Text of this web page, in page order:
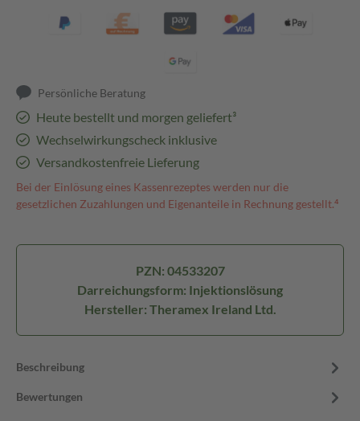
Persönliche Beratung
Heute bestellt und morgen geliefert³
Wechselwirkungscheck inklusive
Versandkostenfreie Lieferung
Bei der Einlösung eines Kassenrezeptes werden nur die
gesetzlichen Zuzahlungen und Eigenanteile in Rechnung gestellt.⁴
PZN: 04533207
Darreichungsform: Injektionslösung
Hersteller: Theramex Ireland Ltd.
Beschreibung
Bewertungen